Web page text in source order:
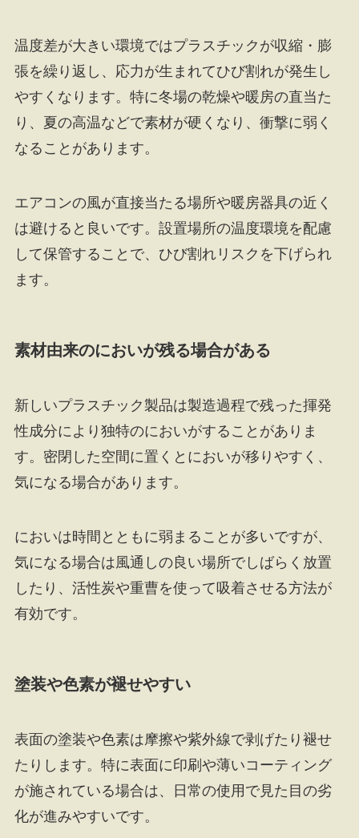
温度差が大きい環境ではプラスチックが収縮・膨
張を繰り返し、応力が生まれてひび割れが発生し
やすくなります。特に冬場の乾燥や暖房の直当た
り、夏の高温などで素材が硬くなり、衝撃に弱く
なることがあります。
エアコンの風が直接当たる場所や暖房器具の近く
は避けると良いです。設置場所の温度環境を配慮
して保管することで、ひび割れリスクを下げられ
ます。
素材由来のにおいが残る場合がある
新しいプラスチック製品は製造過程で残った揮発
性成分により独特のにおいがすることがありま
す。密閉した空間に置くとにおいが移りやすく、
気になる場合があります。
においは時間とともに弱まることが多いですが、
気になる場合は風通しの良い場所でしばらく放置
したり、活性炭や重曹を使って吸着させる方法が
有効です。
塗装や色素が褪せやすい
表面の塗装や色素は摩擦や紫外線で剥げたり褪せ
たりします。特に表面に印刷や薄いコーティング
が施されている場合は、日常の使用で見た目の劣
化が進みやすいです。